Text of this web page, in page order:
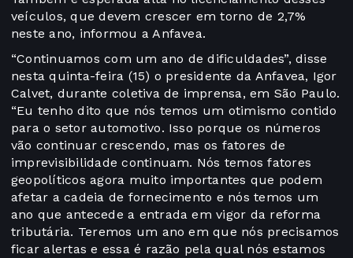
veículos, que devem crescer em torno de 2,7%
neste ano, informou a Anfavea.
“Continuamos com um ano de dificuldades”, disse
nesta quinta-feira (15) o presidente da Anfavea, Igor
Calvet, durante coletiva de imprensa, em São Paulo.
“Eu tenho dito que nós temos um otimismo contido
para o setor automotivo. Isso porque os números
vão continuar crescendo, mas os fatores de
imprevisibilidade continuam. Nós temos fatores
geopolíticos agora muito importantes que podem
afetar a cadeia de fornecimento e nós temos um
ano que antecede a entrada em vigor da reforma
tributária. Teremos um ano em que nós precisamos
ficar alertas e essa é razão pela qual nós estamos